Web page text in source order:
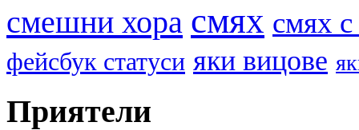
смешни хора смях смях
фейсбук статуси яки вицове
Приятели